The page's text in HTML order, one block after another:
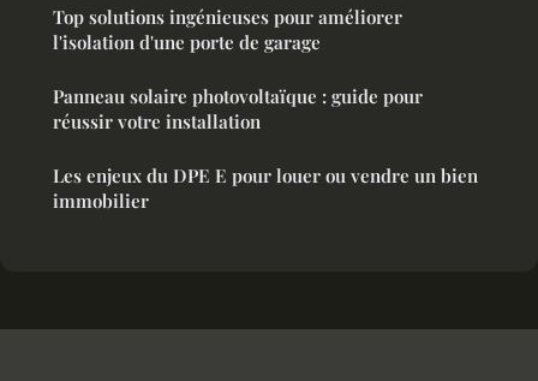
Top solutions ingénieuses pour améliorer
l'isolation d'une porte de garage
Panneau solaire photovoltaïque : guide pour
réussir votre installation
Les enjeux du DPE E pour louer ou vendre un bien
immobilier